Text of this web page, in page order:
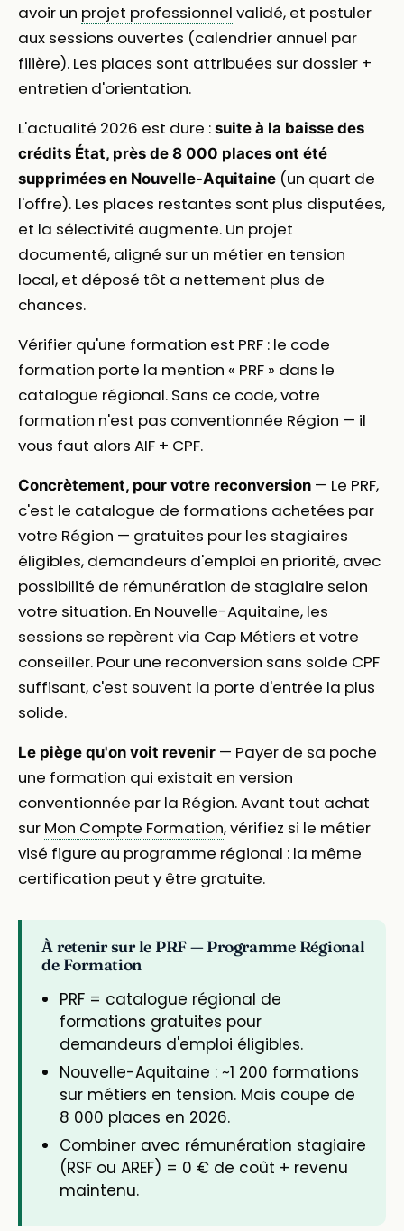
avoir un projet professionnel validé, et postuler
aux sessions ouvertes (calendrier annuel par
filière). Les places sont attribuées sur dossier +
entretien d'orientation.
L'actualité 2026 est dure : suite à la baisse des
crédits État, près de 8 000 places ont été
supprimées en Nouvelle-Aquitaine (un quart de
l'offre). Les places restantes sont plus disputées,
et la sélectivité augmente. Un projet
documenté, aligné sur un métier en tension
local, et déposé tôt a nettement plus de
chances.
Vérifier qu'une formation est PRF : le code
formation porte la mention « PRF » dans le
catalogue régional. Sans ce code, votre
formation n'est pas conventionnée Région — il
vous faut alors AIF + CPF.
Concrètement, pour votre reconversion — Le PRF,
c'est le catalogue de formations achetées par
votre Région — gratuites pour les stagiaires
éligibles, demandeurs d'emploi en priorité, avec
possibilité de rémunération de stagiaire selon
votre situation. En Nouvelle-Aquitaine, les
sessions se repèrent via Cap Métiers et votre
conseiller. Pour une reconversion sans solde CPF
suffisant, c'est souvent la porte d'entrée la plus
solide.
Le piège qu'on voit revenir — Payer de sa poche
une formation qui existait en version
conventionnée par la Région. Avant tout achat
sur Mon Compte Formation, vérifiez si le métier
visé figure au programme régional : la même
certification peut y être gratuite.
À retenir sur le PRF — Programme Régional
de Formation
PRF = catalogue régional de
formations gratuites pour
demandeurs d'emploi éligibles.
Nouvelle-Aquitaine : ~1 200 formations
sur métiers en tension. Mais coupe de
8 000 places en 2026.
Combiner avec rémunération stagiaire
(RSF ou AREF) = 0 € de coût + revenu
maintenu.